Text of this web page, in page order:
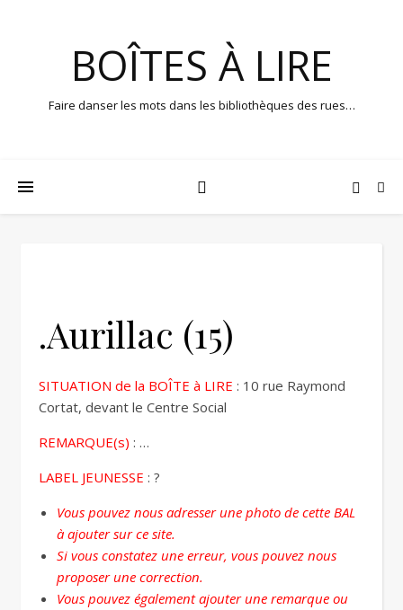
BOÎTES À LIRE
Faire danser les mots dans les bibliothèques des rues…
.Aurillac (15)
SITUATION de la BOÎTE à LIRE : 10 rue Raymond
Cortat, devant le Centre Social
REMARQUE(s) : …
LABEL JEUNESSE : ?
Vous pouvez nous adresser une photo de cette BAL
à ajouter sur ce site.
Si vous constatez une erreur, vous pouvez nous
proposer une correction.
Vous pouvez également ajouter une remarque ou